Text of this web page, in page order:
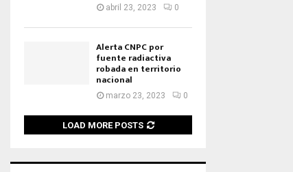
abril 23, 2023 0
Alerta CNPC por
fuente radiactiva
robada en territorio
nacional
marzo 23, 2023 0
LOAD MORE POSTS